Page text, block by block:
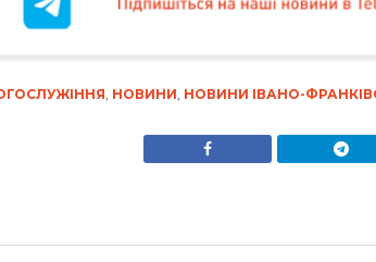
, НОВИНИ, НОВИНИ ІВАНО-